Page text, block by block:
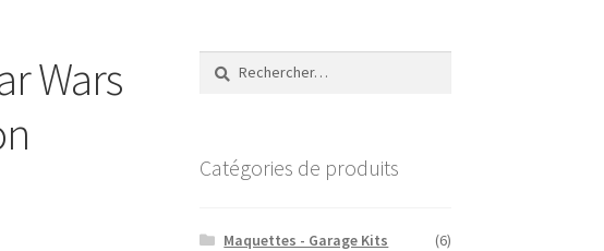
Wars
Rechercher :
Catégories de produits
Maquettes - Garage Kits
(6)